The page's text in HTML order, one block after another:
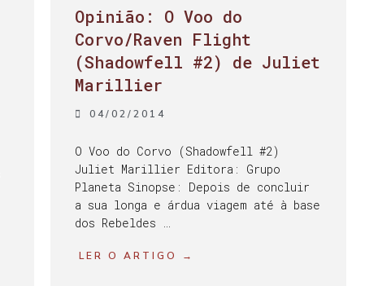
Opinião: O Voo do
Corvo/Raven Flight
(Shadowfell #2) de Juliet
Marillier
04/02/2014
O Voo do Corvo (Shadowfell #2)
Juliet Marillier Editora: Grupo
Planeta Sinopse: Depois de concluir
a sua longa e árdua viagem até à base
dos Rebeldes …
LER O ARTIGO →